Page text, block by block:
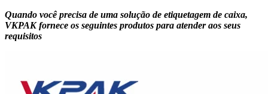
Quando você precisa de uma solução de etiquetagem de caixa,
VKPAK fornece os seguintes produtos para atender aos seus
requisitos